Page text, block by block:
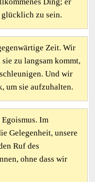
zu sein.
Zeit. Wir
zu langsam kommt,
Und wir
um sie aufzuhalten.
Im
Gelegenheit, unsere
Ruf des
ohne dass wir